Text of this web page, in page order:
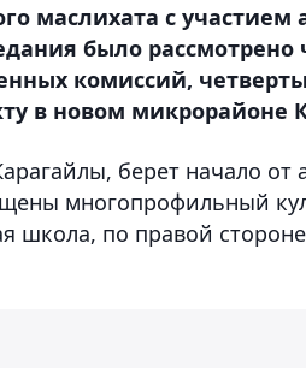
маслихата с
было рассмотрено
комиссий,
в новом микрорайоне
берет начало от
многопрофильный
школа, по правой